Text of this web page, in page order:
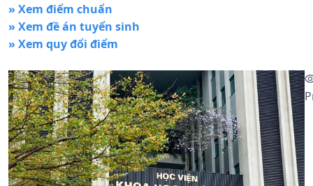
» Xem điểm chuẩn
» Xem đề án tuyển sinh
» Xem quy đổi điểm